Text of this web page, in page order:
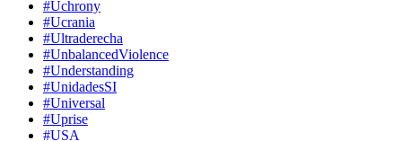
#Uchrony
#Ucrania
#Ultraderecha
#UnbalancedViolence
#Understanding
#UnidadesSI
#Universal
#Uprise
#USA